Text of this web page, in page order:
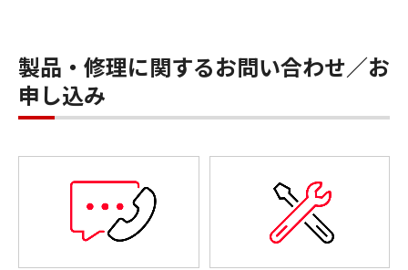
製品・修理に関するお問い合わせ／お
申し込み